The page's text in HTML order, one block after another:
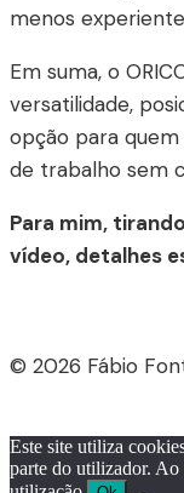
menos
Em suma, o
versatilidade,
opção para
de trabalho sem
Para mim,
vídeo, detalhes
© 2026 Fábio
Este site utiliza
parte do utilizador. Ao